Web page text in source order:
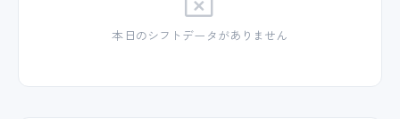
本日のシフトデータがありません